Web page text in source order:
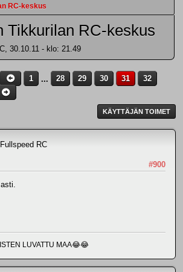
RC-keskus
Tikkurilan RC-keskus
30.10.11 - klo: 21.49
1 ... 28 29 30 31
32
KÄYTTÄJÄN TOIMET
Fullspeed RC
#900
LUVATTU MAA😂😂